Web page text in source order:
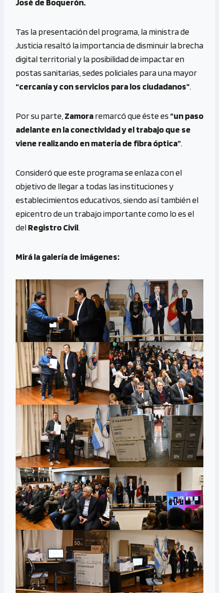
Tas la presentación del programa, la ministra de
Justicia resaltó la importancia de disminuir la brecha
digital territorial y la posibilidad de impactar en
postas sanitarias, sedes policiales para una mayor
“cercanía y con servicios para los ciudadanos”.
Por su parte, Zamoraremarcó que éste es“un paso
adelante en la conectividad y el trabajo que se
viene realizando en materia de fibra óptica”.
Consideró que este programa se enlaza con el
objetivo de llegar a todas las instituciones y
establecimientos educativos, siendo así también el
epicentro de un trabajo importante como lo es el
delRegistro Civil.
Mirá la galería de imágenes: